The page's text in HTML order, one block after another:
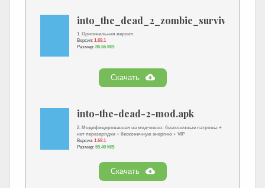
into_the_dead_2_zombie_survival.apk
1. Оригинальная версия
Версия: 1.69.1
Размер: 85.55 MB
Скачать
into-the-dead-2-mod.apk
2. Модифицированная на мод-меню: бесконечные патроны +
нет перезарядки + бесконечную энергию + VIP
Версия: 1.69.1
Размер: 59.40 MB
Скачать